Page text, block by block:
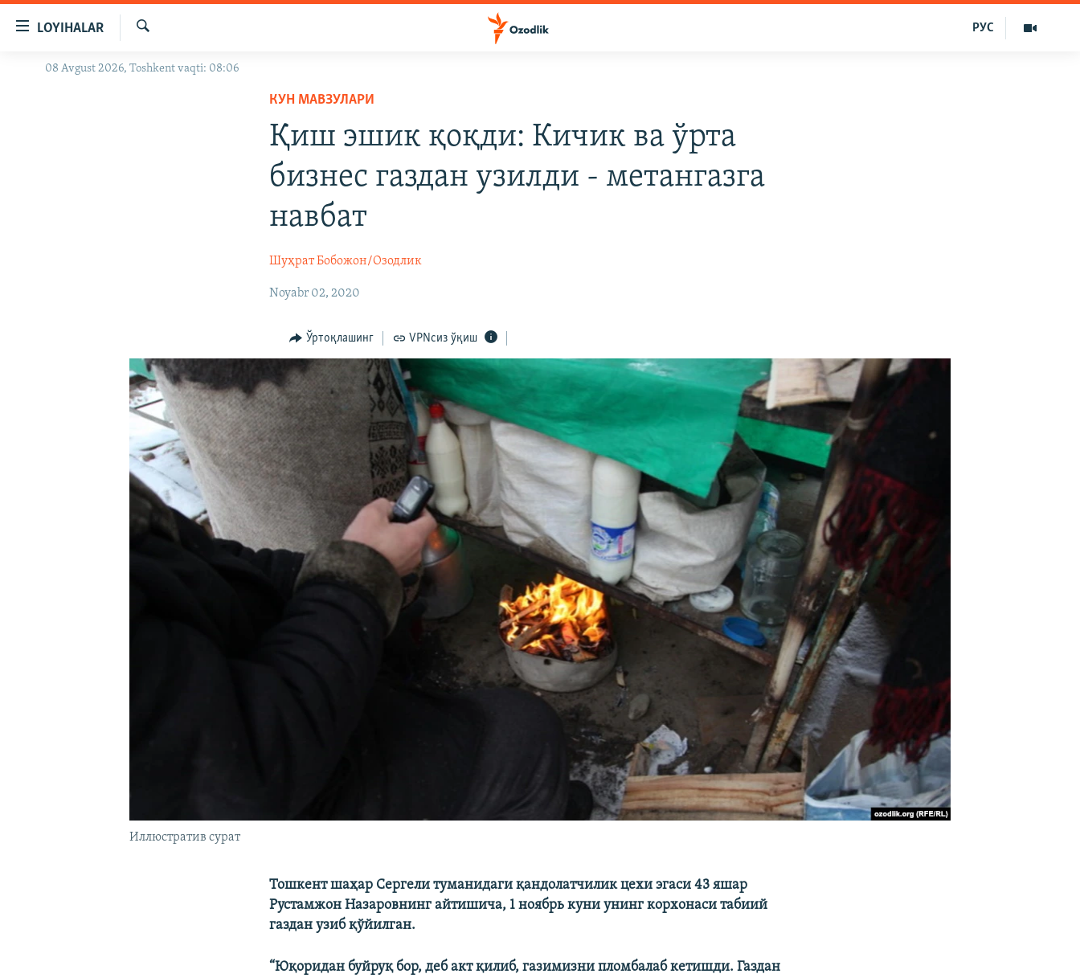
Бош
LOYIHALAR
OZODLIK SURISHTIRUVLARI
Излаш
РУС
08 Avgust 2026, Toshkent vaqti: 08:06
КУН МАВЗУЛАРИ
Қиш эшик қоқди: Кичик ва ўрта
бизнес газдан узилди - метангазга
навбат
Шуҳрат Бобожон/Озодлик
Noyabr 02, 2020
Ўртоқлашинг VPNсиз ўқиш
Иллюстратив сурат
Тошкент шаҳар Сергели туманидаги қандолатчилик цехи эгаси 43 яшар
Рустамжон Назаровнинг айтишича, 1 ноябрь куни унинг корхонаси табиий
газдан узиб қўйилган.
“Юқоридан буйруқ бор, деб акт қилиб, газимизни пломбалаб кетишди. Газдан